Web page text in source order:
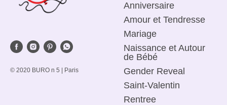
© 2020 BURO n 5 | Paris
Anniversaire
Amour et Tendresse
Mariage
Naissance et Autour
de Bébé
Gender Reveal
Saint-Valentin
Rentree